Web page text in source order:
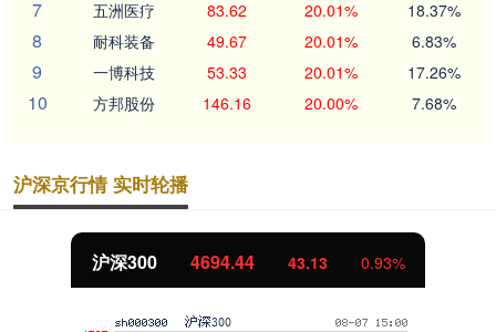
7 五洲医疗 83.62 20.01% 18.37%
8 耐科装备 49.67 20.01% 6.83%
9 一博科技 53.33 20.01% 17.26%
10 方邦股份 146.16 20.00% 7.68%
沪深京行情 实时轮播
4694.44 43.13 0.93%